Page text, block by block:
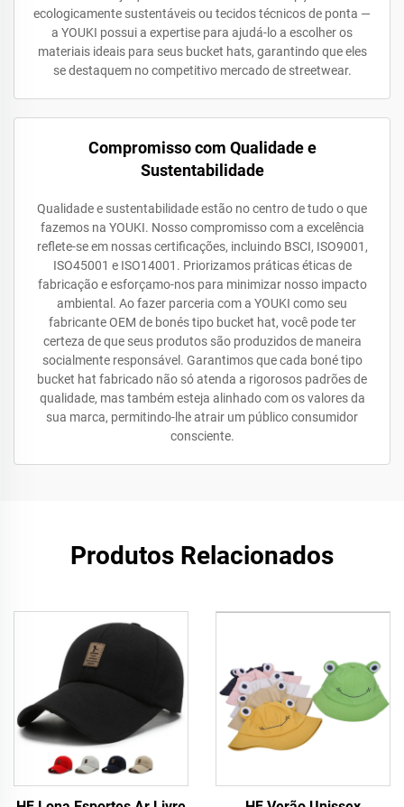
ecologicamente sustentáveis ou tecidos técnicos de ponta —
a YOUKI possui a expertise para ajudá-lo a escolher os
materiais ideais para seus bucket hats, garantindo que eles
se destaquem no competitivo mercado de streetwear.
Compromisso com Qualidade e
Sustentabilidade
Qualidade e sustentabilidade estão no centro de tudo o que
fazemos na YOUKI. Nosso compromisso com a excelência
reflete-se em nossas certificações, incluindo BSCI, ISO9001,
ISO45001 e ISO14001. Priorizamos práticas éticas de
fabricação e esforçamo-nos para minimizar nosso impacto
ambiental. Ao fazer parceria com a YOUKI como seu
fabricante OEM de bonés tipo bucket hat, você pode ter
certeza de que seus produtos são produzidos de maneira
socialmente responsável. Garantimos que cada boné tipo
bucket hat fabricado não só atenda a rigorosos padrões de
qualidade, mas também esteja alinhado com os valores da
sua marca, permitindo-lhe atrair um público consumidor
consciente.
Produtos Relacionados